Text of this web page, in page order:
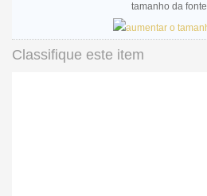
tamanho da fonte
Classifique este item